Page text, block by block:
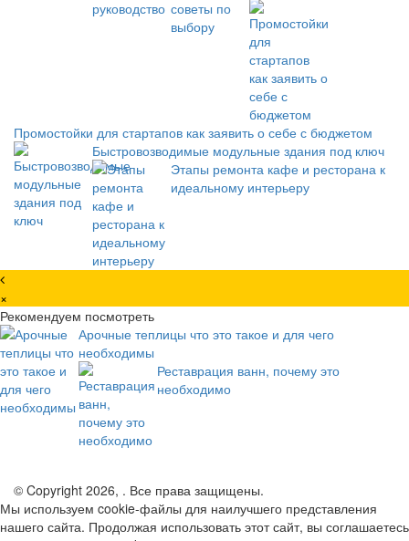
Промостойки для стартапов как заявить о себе с бюджетом
Быстровозводимые модульные здания под ключ
Этапы ремонта кафе и ресторана к
идеальному интерьеру
×
Рекомендуем посмотреть
Арочные теплицы что это такое и для чего
необходимы
Реставрация ванн, почему это
необходимо
© Copyright 2026, . Все права защищены.
Мы используем cookie-файлы для наилучшего представления
нашего сайта. Продолжая использовать этот сайт, вы соглашаетесь